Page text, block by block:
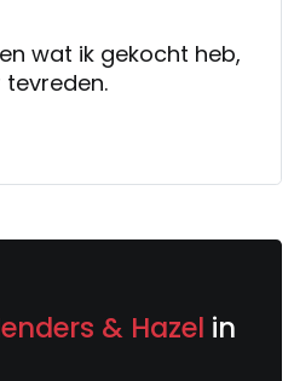
wat ik gekocht heb,
& Hazel in